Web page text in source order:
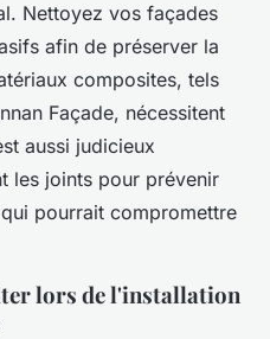
Nettoyez vos façades
afin de préserver la
composites, tels
Façade, nécessitent
aussi judicieux
les joints pour prévenir
pourrait compromettre
lors de l'installation